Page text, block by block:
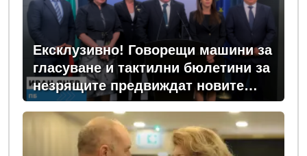
Ексклузивно! Говорещи машини за
гласуване и тактилни бюлетини за
незрящите предвиждат новите
изборни правила! (ВИДЕО)